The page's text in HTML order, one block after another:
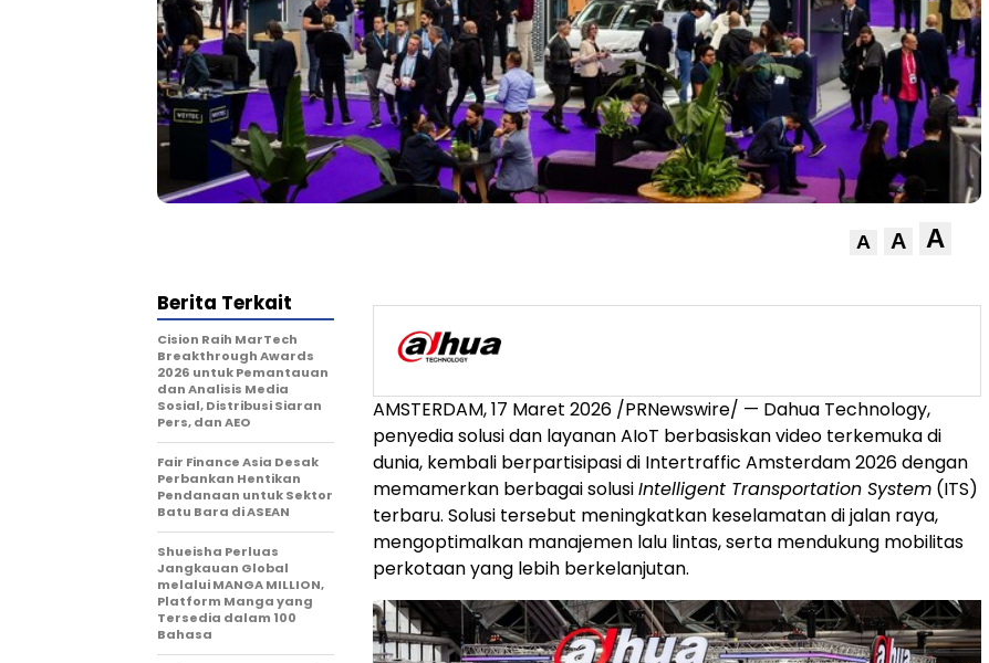
A A A
AMSTERDAM, 17 Maret 2026 /PRNewswire/ — Dahua Technology,
penyedia solusi dan layanan AIoT berbasiskan video terkemuka di
dunia, kembali berpartisipasi di Intertraffic Amsterdam 2026 dengan
memamerkan berbagai solusiIntelligent Transportation System (ITS)
terbaru. Solusi tersebut meningkatkan keselamatan di jalan raya,
mengoptimalkan manajemen lalu lintas, serta mendukung mobilitas
perkotaan yang lebih berkelanjutan.
Berita Terkait
Cision Raih MarTech
Breakthrough Awards
2026 untuk Pemantauan
dan Analisis Media
Sosial, Distribusi Siaran
Pers, dan AEO
Fair Finance Asia Desak
Perbankan Hentikan
Pendanaan untuk Sektor
Batu Bara di ASEAN
Shueisha Perluas
Jangkauan Global
melalui MANGA MILLION,
Platform Manga yang
Tersedia dalam 100
Bahasa